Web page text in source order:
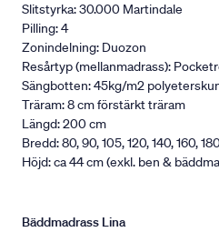
Slitstyrka: 30.000 Martindale
Pilling: 4
Zonindelning: Duozon
Resårtyp (mellanmadrass):
Sängbotten: 45kg/m2
Träram: 8 cm förstärkt träram
Längd: 200 cm
Bredd: 80, 90, 105, 120, 140, 160,
Höjd: ca 44 cm (exkl. ben &
Bäddmadrass Lina